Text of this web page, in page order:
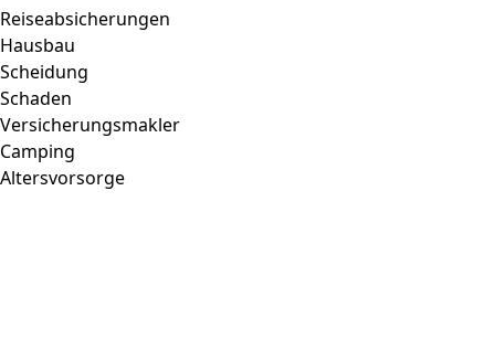
Reiseabsicherungen
Hausbau
Scheidung
Schaden
Versicherungsmakler
Camping
Altersvorsorge